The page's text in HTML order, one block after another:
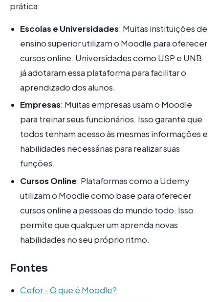
prática:
Escolas e Universidades: Muitas instituições de
ensino superior utilizam o Moodle para oferecer
cursos online. Universidades como USP e UNB
já adotaram essa plataforma para facilitar o
aprendizado dos alunos.
Empresas: Muitas empresas usam o Moodle
para treinar seus funcionários. Isso garante que
todos tenham acesso às mesmas informações e
habilidades necessárias para realizar suas
funções.
Cursos Online: Plataformas como a Udemy
utilizam o Moodle como base para oferecer
cursos online a pessoas do mundo todo. Isso
permite que qualquer um aprenda novas
habilidades no seu próprio ritmo.
Fontes
Cefor - O que é Moodle?